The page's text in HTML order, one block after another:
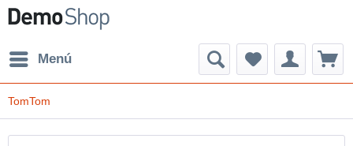
Menú
TomTom